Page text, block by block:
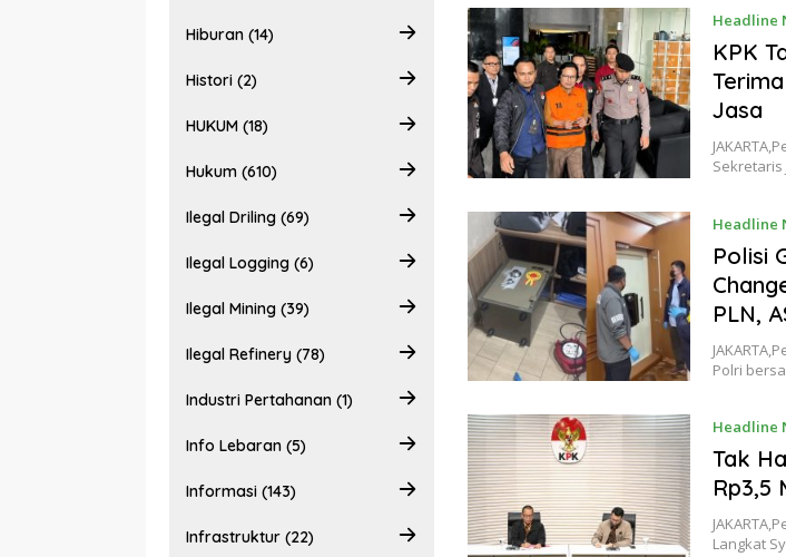
Hiburan (14)
Histori (2)
HUKUM (18)
Hukum (610)
Ilegal Driling (69)
Ilegal Logging (6)
Ilegal Mining (39)
Ilegal Refinery (78)
Industri Pertahanan (1)
Info Lebaran (5)
Informasi (143)
Infrastruktur (22)
Headline
KPK
Jasa
Headline
Polisi
PLN,
Polri
Headline
Tak
Rp3,5
Langkat